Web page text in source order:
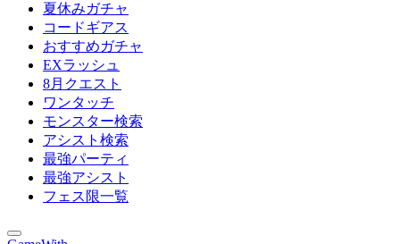
夏休みガチャ
コードギアス
おすすめガチャ
EXラッシュ
8月クエスト
ワンタッチ
モンスター検索
アシスト検索
最強パーティ
最強アシスト
フェス限一覧